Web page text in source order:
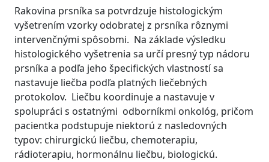
Rakovina prsníka sa potvrdzuje histologickým
vyšetrením vzorky odobratej z prsníka rôznymi
intervenčnými spôsobmi. Na základe výsledku
histologického vyšetrenia sa určí presný typ nádoru
prsníka a podľa jeho špecifických vlastností sa
nastavuje liečba podľa platných liečebných
protokolov. Liečbu koordinuje a nastavuje v
spolupráci s ostatnými odborníkmi onkológ, pričom
pacientka podstupuje niektorú z nasledovných
typov: chirurgickú liečbu, chemoterapiu,
rádioterapiu, hormonálnu liečbu, biologickú.